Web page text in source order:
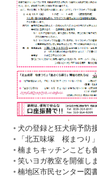
犬の登録と狂犬病予防
「北五味塚 桜まつり
楠まちキッチンこども
笑いヨガ教室を開催し
楠地区市民センター図